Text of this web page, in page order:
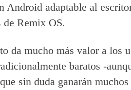
Android adaptable al
de Remix OS.
da mucho más valor a los
baratos -
sin duda ganarán